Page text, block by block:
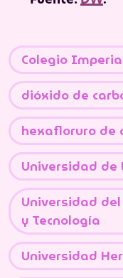
Colegio
dióxido de
hexafloruro de
Universidad de
Universidad
y Tecnología
Universidad